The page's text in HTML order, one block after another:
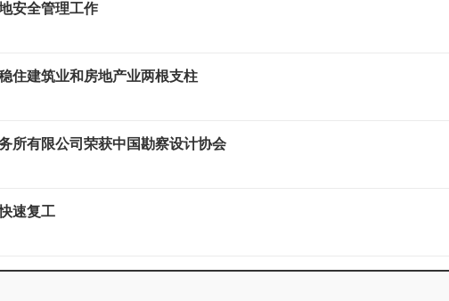
安全管理工作
住建筑业和房地产业两根支柱
所有限公司荣获中国勘察设计协会
速复工